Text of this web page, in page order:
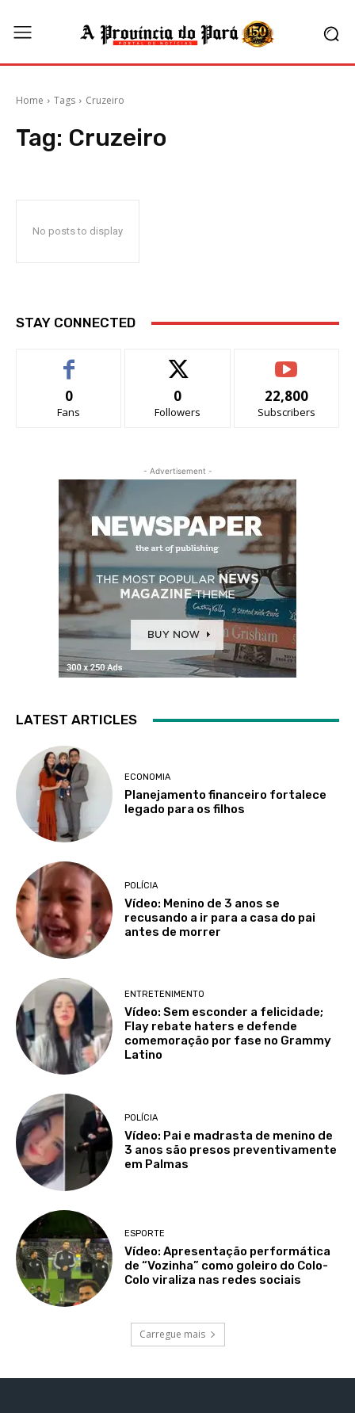
Home Tags Cruzeiro
Tag: Cruzeiro
No posts to display
STAY CONNECTED
0
Fans
0
Followers
22,800
Subscribers
- Advertisement -
LATEST ARTICLES
ECONOMIA
Planejamento financeiro fortalece
legado para os filhos
POLÍCIA
Vídeo: Menino de 3 anos se
recusando a ir para a casa do pai
antes de morrer
ENTRETENIMENTO
Vídeo: Sem esconder a felicidade;
Flay rebate haters e defende
comemoração por fase no Grammy
Latino
POLÍCIA
Vídeo: Pai e madrasta de menino de
3 anos são presos preventivamente
em Palmas
ESPORTE
Vídeo: Apresentação performática
de “Vozinha” como goleiro do Colo-
Colo viraliza nas redes sociais
Carregue mais